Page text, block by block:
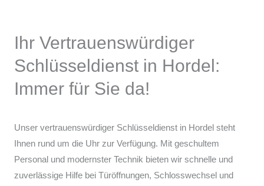
Ihr Vertrauenswürdiger
Schlüsseldienst in Hordel:
Immer für Sie da!
Unser vertrauenswürdiger Schlüsseldienst in Hordel steht
Ihnen rund um die Uhr zur Verfügung. Mit geschultem
Personal und modernster Technik bieten wir schnelle und
zuverlässige Hilfe bei Türöffnungen, Schlosswechsel und